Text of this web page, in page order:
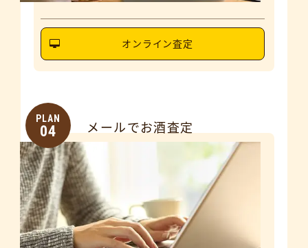
オンライン査定
PLAN
04 メールでお酒査定